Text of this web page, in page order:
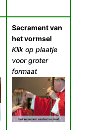
Sacrament van
het vormsel
Klik op plaatje
voor groter
formaat